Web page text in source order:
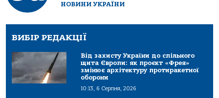
НОВИНИ УКРАЇНИ
ВИБІР РЕДАКЦІЇ
Від захисту України до спільного
щита Європи: як проєкт «Фрея»
змінює архітектуру протиракетної
оборони
10:13, 6 Серпня, 2026